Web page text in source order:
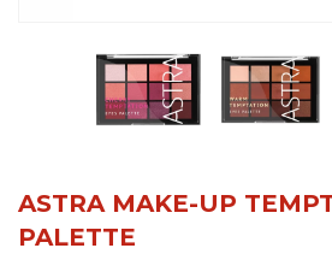
ASTRA MAKE-UP
PALETTE